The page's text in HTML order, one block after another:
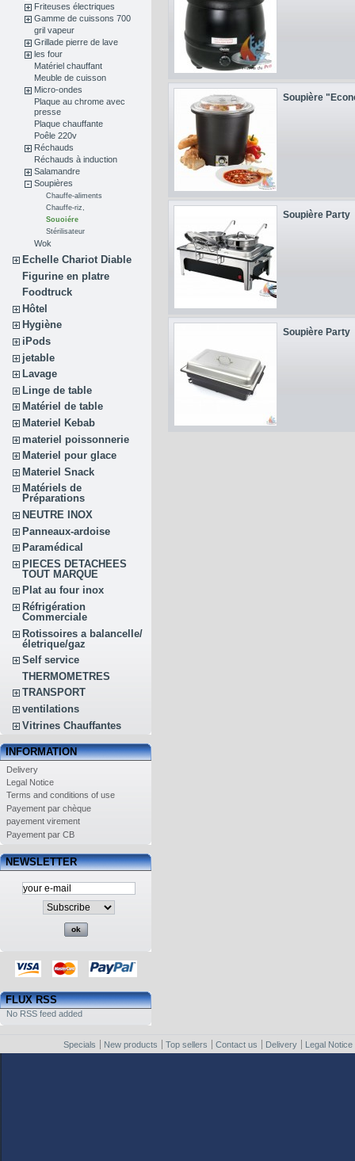
Friteuses électriques
Gamme de cuissons 700
gril vapeur
Grillade pierre de lave
les four
Matériel chauffant
Meuble de cuisson
Micro-ondes
Plaque au chrome avec
presse
Plaque chauffante
Poêle 220v
Réchauds
Réchauds à induction
Salamandre
Soupières
Chauffe-aliments
Chauffe-riz,
Souoiére
Stérilisateur
Wok
Echelle Chariot Diable
Figurine en platre
Foodtruck
Hôtel
Hygiène
iPods
jetable
Lavage
Linge de table
Matériel de table
Materiel Kebab
materiel poissonnerie
Materiel pour glace
Materiel Snack
Matériels de
Préparations
NEUTRE INOX
Panneaux-ardoise
Paramédical
PIECES DETACHEES
TOUT MARQUE
Plat au four inox
Réfrigération
Commerciale
Rotissoires a balancelle/
életrique/gaz
Self service
THERMOMETRES
TRANSPORT
ventilations
Vitrines Chauffantes
INFORMATION
Delivery
Legal Notice
Terms and conditions of use
Payement par chèque
payement virement
Payement par CB
NEWSLETTER
FLUX RSS
No RSS feed added
Soupière
Soupière Party
Soupière Party
Specials New products Top sellers Contact us Delivery Legal Notice